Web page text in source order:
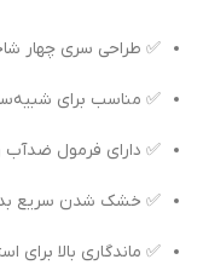
✅ طراحی سری چهار
✅ مناسب برای
✅ دارای فرمول ضدآب
✅ خشک شدن سریع
✅ ماندگاری بالا برای